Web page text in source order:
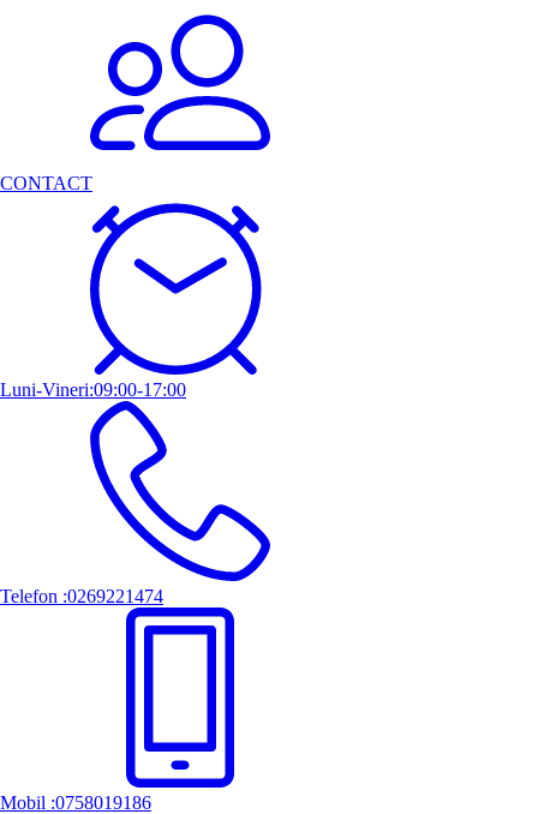
CONTACT
Luni-Vineri:09:00-17:00
Telefon :0269221474
Mobil :0758019186